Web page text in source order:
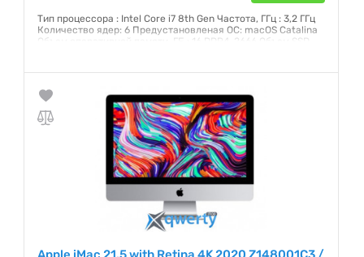
Тип процессора : Intel Core i7 8th Gen Частота, ГГц : 3,2 ГГц
Количество ядер: 6 Предустановленая ОС: macOS Catalina
Объем оперативной памяти, ГБ : 16 DDR4-2666 Объем SSD,
C), 4xUSB 3.0, Head-Out Экран: 21,5 (4096x2304) IPS
Сенсорный: нет
Гарантия: 12 месяцев